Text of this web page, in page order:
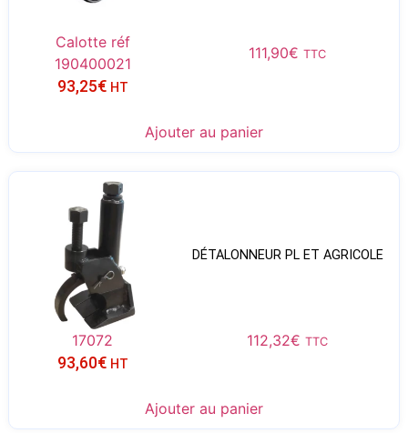
Calotte réf
190400021
111,90€ TTC
93,25€ HT
Ajouter au panier
DÉTALONNEUR PL ET AGRICOLE
17072 112,32€ TTC
93,60€ HT
Ajouter au panier